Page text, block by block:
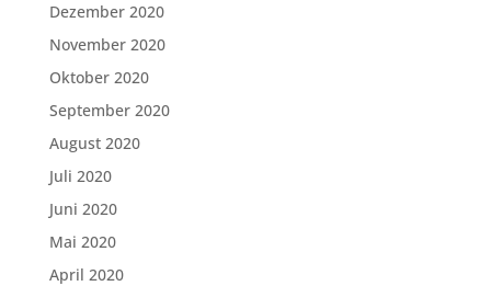
Dezember 2020
November 2020
Oktober 2020
September 2020
August 2020
Juli 2020
Juni 2020
Mai 2020
April 2020